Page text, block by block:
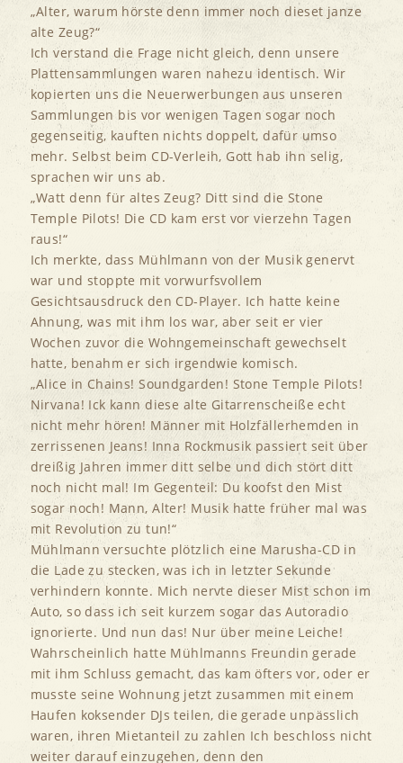
„Alter, warum hörste denn immer noch dieset janze
alte Zeug?“
Ich verstand die Frage nicht gleich, denn unsere
Plattensammlungen waren nahezu identisch. Wir
kopierten uns die Neuerwerbungen aus unseren
Sammlungen bis vor wenigen Tagen sogar noch
gegenseitig, kauften nichts doppelt, dafür umso
mehr. Selbst beim CD-Verleih, Gott hab ihn selig,
sprachen wir uns ab.
„Watt denn für altes Zeug? Ditt sind die Stone
Temple Pilots! Die CD kam erst vor vierzehn Tagen
raus!“
Ich merkte, dass Mühlmann von der Musik genervt
war und stoppte mit vorwurfsvollem
Gesichtsausdruck den CD-Player. Ich hatte keine
Ahnung, was mit ihm los war, aber seit er vier
Wochen zuvor die Wohngemeinschaft gewechselt
hatte, benahm er sich irgendwie komisch.
„Alice in Chains! Soundgarden! Stone Temple Pilots!
Nirvana! Ick kann diese alte Gitarrenscheiße echt
nicht mehr hören! Männer mit Holzfällerhemden in
zerrissenen Jeans! Inna Rockmusik passiert seit über
dreißig Jahren immer ditt selbe und dich stört ditt
noch nicht mal! Im Gegenteil: Du koofst den Mist
sogar noch! Mann, Alter! Musik hatte früher mal was
mit Revolution zu tun!“
Mühlmann versuchte plötzlich eine Marusha-CD in
die Lade zu stecken, was ich in letzter Sekunde
verhindern konnte. Mich nervte dieser Mist schon im
Auto, so dass ich seit kurzem sogar das Autoradio
ignorierte. Und nun das! Nur über meine Leiche!
Wahrscheinlich hatte Mühlmanns Freundin gerade
mit ihm Schluss gemacht, das kam öfters vor, oder er
musste seine Wohnung jetzt zusammen mit einem
Haufen koksender DJs teilen, die gerade unpässlich
waren, ihren Mietanteil zu zahlen Ich beschloss nicht
weiter darauf einzugehen, denn den